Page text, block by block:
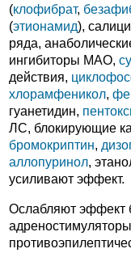
(клофибрат,
(этионамид),
ряда,
ингибиторы МАО,
действия,
хлорамфеникол,
гуанетидин,
ЛС, блокирующие
бромокриптин,
аллопуринол,
усиливают эффект.
Ослабляют эффект